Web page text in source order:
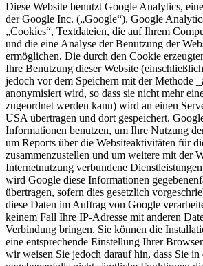
Diese Website benutzt Google Analytics,
der Google Inc. („Google“). Google
„Cookies“, Textdateien, die auf Ihrem
und die eine Analyse der Benutzung der
ermöglichen. Die durch den Cookie
Ihre Benutzung dieser Website
jedoch vor dem Speichern mit der Methode
anonymisiert wird, so dass sie nicht mehr
zugeordnet werden kann) wird an einen
USA übertragen und dort gespeichert.
Informationen benutzen, um Ihre Nutzung
um Reports über die Websiteaktivitäten für
zusammenzustellen und um weitere mit der
Internetnutzung verbundene
wird Google diese Informationen
übertragen, sofern dies gesetzlich
diese Daten im Auftrag von Google
keinem Fall Ihre IP-Adresse mit anderen
Verbindung bringen. Sie können die
eine entsprechende Einstellung Ihrer
wir weisen Sie jedoch darauf hin, dass Sie in